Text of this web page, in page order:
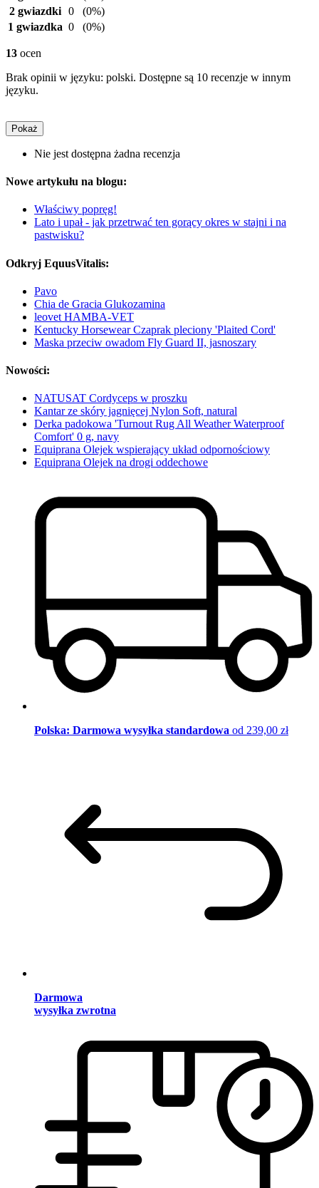
2 gwiazdki 0
(0%)
1 gwiazdka 0 (0%)
13 ocen
Brak opinii w języku: polski. Dostępne są 10 recenzje w innym
języku.
Pokaż
Nie jest dostępna żadna recenzja
Nowe artykułu na blogu:
Właściwy popręg!
Lato i upał - jak przetrwać ten gorący okres w stajni i na
pastwisku?
Odkryj EquusVitalis:
Pavo
Chia de Gracia Glukozamina
leovet HAMBA-VET
Kentucky Horsewear Czaprak pleciony 'Plaited Cord'
Maska przeciw owadom Fly Guard II, jasnoszary
Nowości:
NATUSAT Cordyceps w proszku
Kantar ze skóry jagnięcej Nylon Soft, natural
Derka padokowa 'Turnout Rug All Weather Waterproof
Comfort' 0 g, navy
Equiprana Olejek wspierający układ odpornościowy
Equiprana Olejek na drogi oddechowe
Polska: Darmowa wysyłka standardowa od 239,00 zł
Darmowa
wysyłka zwrotna